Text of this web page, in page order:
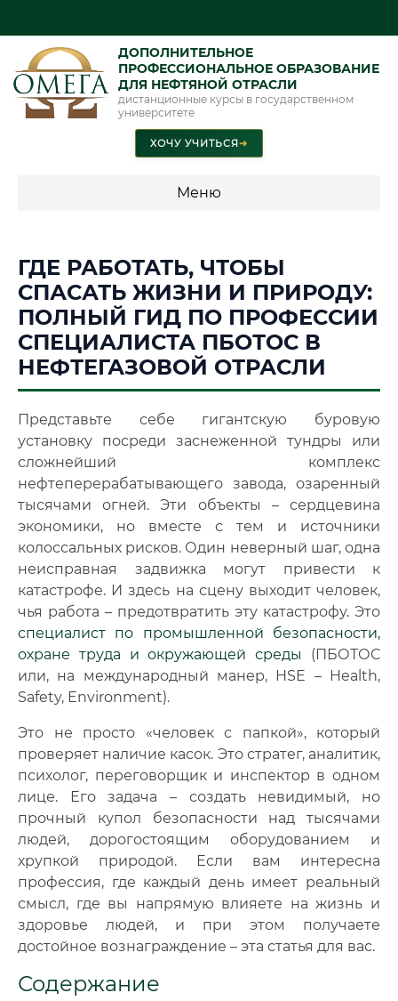
ДОПОЛНИТЕЛЬНОЕ
ПРОФЕССИОНАЛЬНОЕ ОБРАЗОВАНИЕ
ДЛЯ НЕФТЯНОЙ ОТРАСЛИ
дистанционные курсы в государственном
университете
ХОЧУ УЧИТЬСЯ➜
Меню
Стоимость по программам обучения "Нефтяная отрасль"
📜 Документы и аккредитация ФИС ФРДО
🔍Нажмите на документ для увеличения и просмотра
ГДЕ РАБОТАТЬ, ЧТОБЫ
СПАСАТЬ ЖИЗНИ И ПРИРОДУ:
ПОЛНЫЙ ГИД ПО ПРОФЕССИИ
СПЕЦИАЛИСТА ПБОТОС В
НЕФТЕГАЗОВОЙ ОТРАСЛИ
Представьте себе гигантскую буровую
установку посреди заснеженной тундры или
сложнейший комплекс
нефтеперерабатывающего завода, озаренный
тысячами огней. Эти объекты – сердцевина
экономики, но вместе с тем и источники
колоссальных рисков. Один неверный шаг, одна
неисправная задвижка могут привести к
катастрофе. И здесь на сцену выходит человек,
чья работа – предотвратить эту катастрофу. Это
специалист по промышленной безопасности,
охране труда и окружающей среды
(ПБОТОС
или, на международный манер, HSE – Health,
Safety, Environment).
Это не просто «человек с папкой», который
проверяет наличие касок. Это стратег, аналитик,
психолог, переговорщик и инспектор в одном
лице. Его задача – создать невидимый, но
прочный купол безопасности над тысячами
людей, дорогостоящим оборудованием и
хрупкой природой. Если вам интересна
профессия, где каждый день имеет реальный
смысл, где вы напрямую влияете на жизнь и
здоровье людей, и при этом получаете
достойное вознаграждение – эта статья для вас.
Содержание